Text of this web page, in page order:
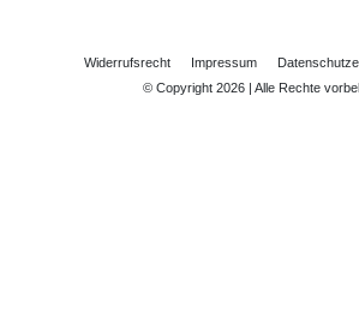
Widerrufs­recht Impressum
© Copyright 2026 | Alle Rechte